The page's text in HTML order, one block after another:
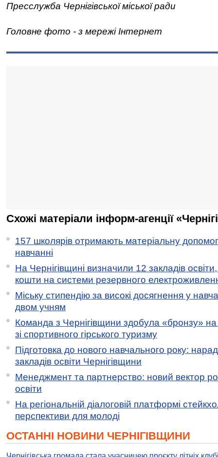
Пресслужба Чернігівської міської ради
Головне фото - з мережі Інтернет
Схожі матеріали інформ-агенції
157 школярів отримають матеріальну
навчанні
На Чернігівщині визначили 12 закладів
кошти на системи резервного
Міську стипендію за високі досягнення у
двом учням
Команда з Чернігівщини здобула «бронзу» на
зі спортивного гірського туризму
Підготовка до нового навчального року:
закладів освіти Чернігівщини
Менеджмент та партнерство: новий вектор
освіти
На регіональній діалоговій платформі
перспективи для молоді
ОСТАННІ НОВИНИ ЧЕРНІГІВЩИНИ